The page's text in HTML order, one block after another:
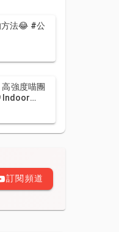
方法😂 #公
強度喵團
Indoor
100
訂閱頻道